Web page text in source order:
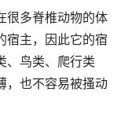
很多脊椎动物的体
宿主，因此它的宿
、鸟类、爬行类
，也不容易被搔动